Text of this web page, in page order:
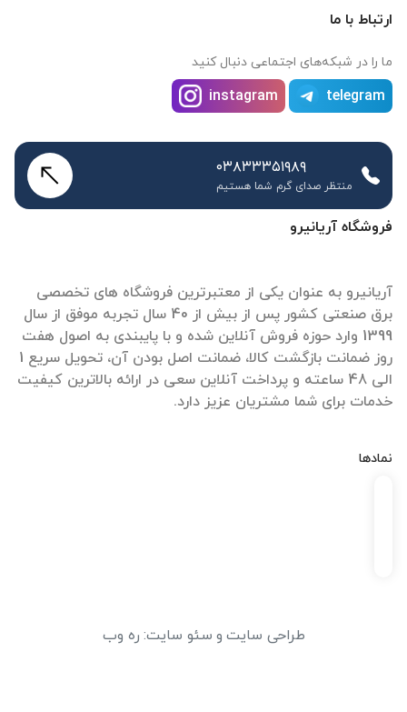
فروشگاه آریانیرو
آریانیرو به عنوان یکی از معتبرترین فروشگاه های تخصصی
برق صنعتی کشور پس از بیش از 40 سال تجربه موفق از سال
1399 وارد حوزه فروش آنلاین شده و با پایبندی به اصول هفت
روز ضمانت بازگشت کالا، ضمانت اصل بودن آن، تحویل سریع 1
الی 48 ساعته و پرداخت آنلاین سعی در ارائه بالاترین کیفیت
خدمات برای شما مشتریان عزیز دارد.
نمادها
ارتباط با ما
ما را در شبکه‌های اجتماعی دنبال کنید
telegram
instagram
۰۳۸۳۳۳۵۱۹۸۹
منتظر صدای گرم شما هستیم
طراحی سایت و سئو سایت: ره وب